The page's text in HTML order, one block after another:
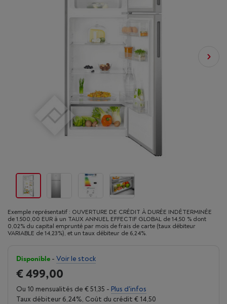
Exemple représentatif : OUVERTURE DE CRÉDIT À DURÉE INDÉTERMINÉE
de 1.500,00 EUR à un TAUX ANNUEL EFFECTIF GLOBAL de 14,50 % dont
0,02% du capital emprunté par mois de frais de carte (taux débiteur
VARIABLE de 14,23%), et un taux débiteur de 6,24%.
Disponible - Voir le stock
€ 499,00
Ou 10 mensualités de € 51,35 - Plus d'infos
Taux débiteur 6,24%, Coût du crédit € 14,50